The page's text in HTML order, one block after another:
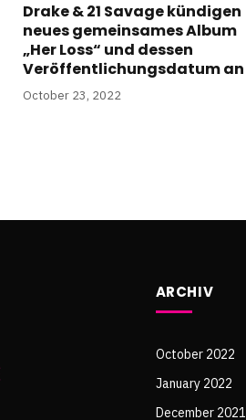
Drake & 21 Savage kündigen
neues gemeinsames Album
„Her Loss“ und dessen
Veröffentlichungsdatum an
October 23, 2022
ARCHIV
October 2022
January 2022
December 2021